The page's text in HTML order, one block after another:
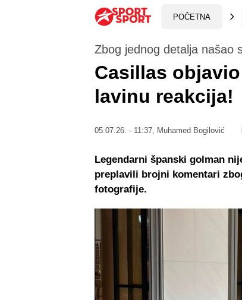
POČETNA
Zbog jednog detalja našao
Casillas
lavinu reakcija!
05.07.26. - 11:37, Muhamed Bogilović
Legendarni španski golman
preplavili brojni komentari
fotografije.